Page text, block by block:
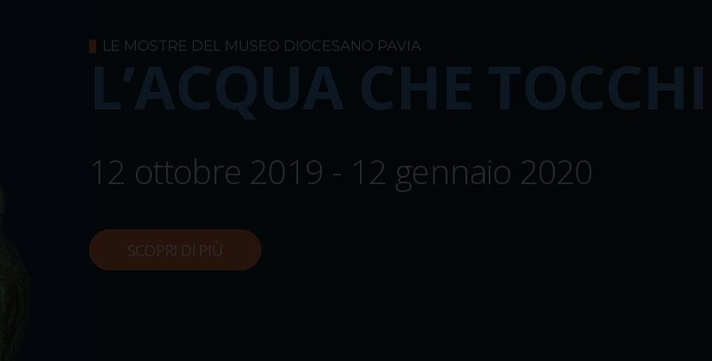
LE MOSTRE DEL MUSEO DIOCESANO PAVIA
L’ACQUA CHE TOCCHI
12 ottobre 2019 - 12 gennaio 2020
SCOPRI DI PIÙ